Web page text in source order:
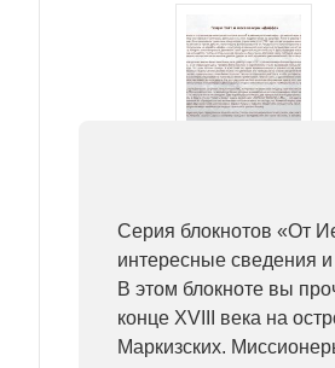
Серия блокнотов «От
интересные сведения
В этом блокноте вы
конце ХVIII века на
Маркизских.